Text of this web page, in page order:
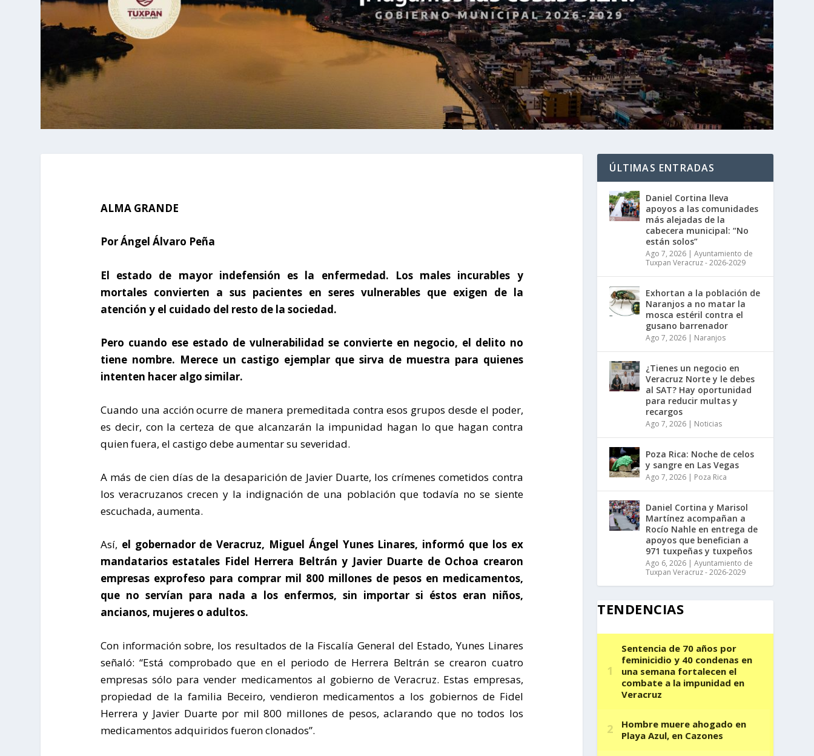
ALMA GRANDE
Por Ángel Álvaro Peña
El estado de mayor indefensión es la enfermedad. Los males incurables y
mortales convierten a sus pacientes en seres vulnerables que exigen de la
atención y el cuidado del resto de la sociedad.
Pero cuando ese estado de vulnerabilidad se convierte en negocio, el delito no
tiene nombre. Merece un castigo ejemplar que sirva de muestra para quienes
intenten hacer algo similar.
Cuando una acción ocurre de manera premeditada contra esos grupos desde el poder,
es decir, con la certeza de que alcanzarán la impunidad hagan lo que hagan contra
quien fuera, el castigo debe aumentar su severidad.
A más de cien días de la desaparición de Javier Duarte, los crímenes cometidos contra
los veracruzanos crecen y la indignación de una población que todavía no se siente
escuchada, aumenta.
Así, el gobernador de Veracruz, Miguel Ángel Yunes Linares, informó que los ex
mandatarios estatales Fidel Herrera Beltrán y Javier Duarte de Ochoa crearon
empresas exprofeso para comprar mil 800 millones de pesos en medicamentos,
que no servían para nada a los enfermos, sin importar si éstos eran niños,
ancianos, mujeres o adultos.
Con información sobre, los resultados de la Fiscalía General del Estado, Yunes Linares
señaló: “Está comprobado que en el periodo de Herrera Beltrán se crearon cuatro
empresas sólo para vender medicamentos al gobierno de Veracruz. Estas empresas,
propiedad de la familia Beceiro, vendieron medicamentos a los gobiernos de Fidel
Herrera y Javier Duarte por mil 800 millones de pesos, aclarando que no todos los
medicamentos adquiridos fueron clonados”.
ÚLTIMAS ENTRADAS
Daniel Cortina lleva
apoyos a las comunidades
más alejadas de la
cabecera municipal: “No
están solos”
Ago 7, 2026 |Ayuntamiento de
Tuxpan Veracruz - 2026-2029
Exhortan a la población de
Naranjos a no matar la
mosca estéril contra el
gusano barrenador
Ago 7, 2026 | Naranjos
¿Tienes un negocio en
Veracruz Norte y le debes
al SAT? Hay oportunidad
para reducir multas y
recargos
Ago 7, 2026 | Noticias
Poza Rica: Noche de celos
y sangre en Las Vegas
Ago 7, 2026 | Poza Rica
Daniel Cortina y Marisol
Martínez acompañan a
Rocío Nahle en entrega de
apoyos que benefician a
971 tuxpeñas y tuxpeños
Ago 6, 2026 |Ayuntamiento de
Tuxpan Veracruz - 2026-2029
TENDENCIAS